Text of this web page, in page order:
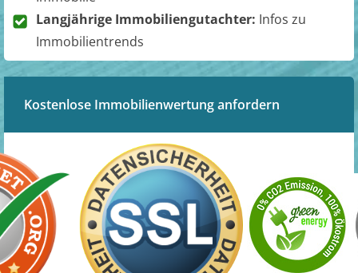
Langjährige Immobiliengutachter: Infos zu
Immobilientrends
Kostenlose Immobilienwertung anfordern